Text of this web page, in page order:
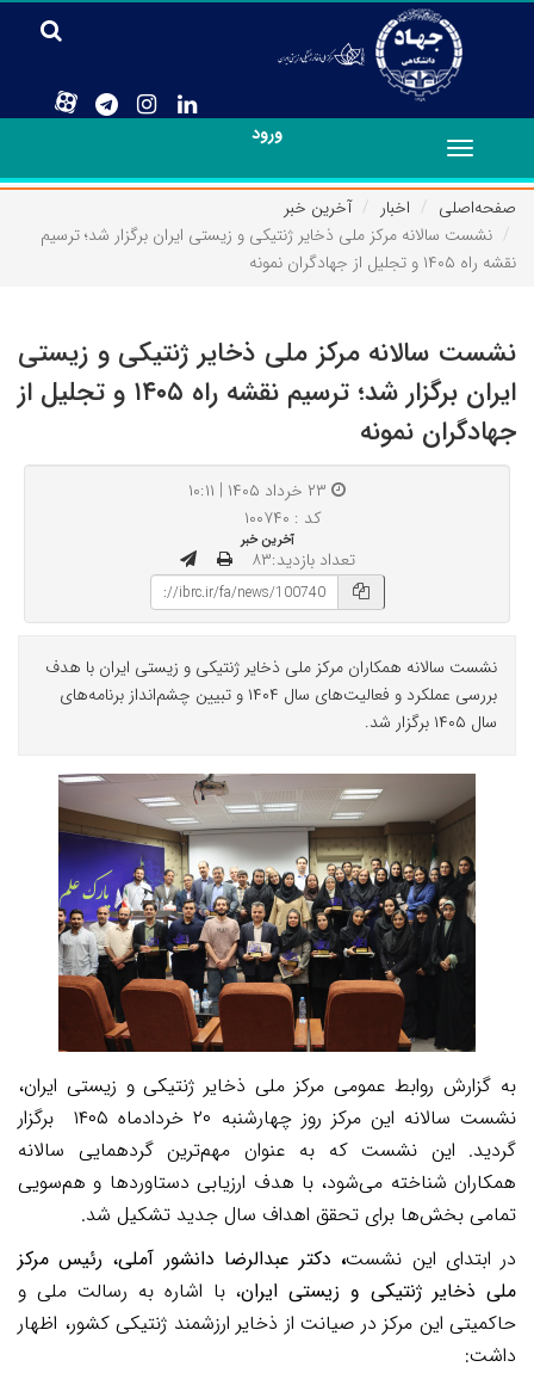
ورود
Toggle
navigation
صفحه‌اصلی
اخبار
آخرین خبر
نشست سالانه مرکز ملی ذخایر ژنتیکی و زیستی ایران برگزار شد؛ ترسیم
نقشه راه ۱۴۰۵ و تجلیل از جهادگران نمونه
نشست سالانه مرکز ملی ذخایر ژنتیکی و زیستی
ایران برگزار شد؛ ترسیم نقشه راه ۱۴۰۵ و تجلیل از
جهادگران نمونه
کد : ۱۰۰۷۴۰
آخرین خبر
تعداد بازدید:۸۳
نشست سالانه همکاران مرکز ملی ذخایر ژنتیکی و زیستی ایران با هدف
بررسی عملکرد و فعالیت‌های سال ۱۴۰۴ و تبیین چشم‌انداز برنامه‌های
سال ۱۴۰۵ برگزار شد.
به گزارش روابط عمومی مرکز ملی ذخایر ژنتیکی و زیستی ایران،
نشست سالانه این مرکز روز چهارشنبه ۲۰ خردادماه ۱۴۰۵ برگزار
گردید. این نشست که به عنوان مهم‌ترین گردهمایی سالانه
همکاران شناخته می‌شود، با هدف ارزیابی دستاوردها و هم‌سویی
تمامی بخش‌ها برای تحقق اهداف سال جدید تشکیل شد.
در ابتدای این نشست، دکتر عبدالرضا دانشور آملی، رئیس مرکز
ملی ذخایر ژنتیکی و زیستی ایران، با اشاره به رسالت ملی و
حاکمیتی این مرکز در صیانت از ذخایر ارزشمند ژنتیکی کشور، اظهار
داشت: